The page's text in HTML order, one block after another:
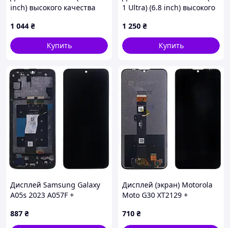
inch) высокого качества
20
1 044 ₴
Купить
1 Ultra) (6.8 inch) высокого
на Оукител ИИИФ150 (Эир
1 Ультра)
1 250 ₴
Купить
Дисплей Samsung Galaxy
A05s 2023 A057F +
рамкой)
887 ₴
Дисплей (экран) Motorola
Moto G30 XT2129 +
710 ₴